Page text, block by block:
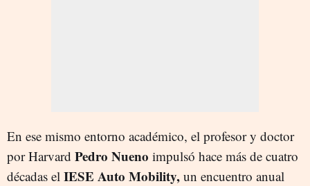
En ese mismo entorno académico, el profesor y doctor
por Harvard Pedro Nueno impulsó hace más de cuatro
décadas el IESE Auto Mobility, un encuentro anual